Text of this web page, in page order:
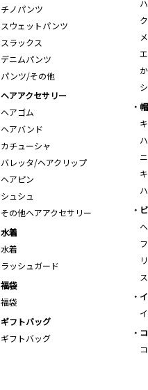
チノパンツ
スウェットパンツ
スラックス
デニムパンツ
パンツ/その他
ヘアアクセサリー
ヘアゴム
ヘアバンド
カチューシャ
バレッタ/ヘアクリップ
ヘアピン
シュシュ
その他ヘアアクセサリー
水着
水着
ラッシュガード
福袋
福袋
ギフトバッグ
ギフトバッグ